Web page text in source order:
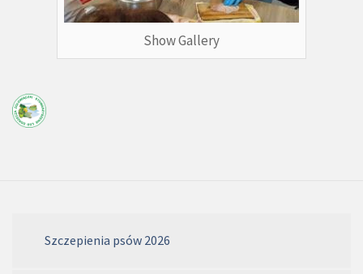
Show Gallery
Szczepienia psów 2026